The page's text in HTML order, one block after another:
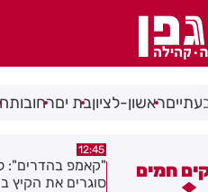
ראשון-לציוןבת יםרחובות
חמים
ברחובות -
עירוני לכל
11:48
דניס וליאולין
בזריקת דיסקוס